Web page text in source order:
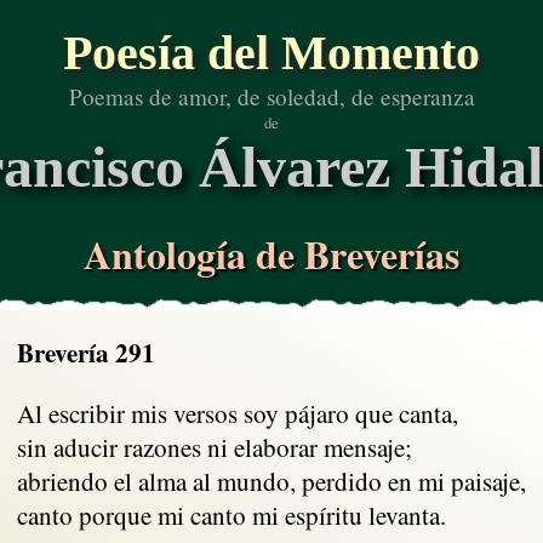
Poesía del Momento
Poemas de amor, de soledad, de esperanza
de
Álvarez
Antología de Breverías
Brevería 291
Al escribir mis versos soy pájaro que canta,
sin aducir razones ni elaborar mensaje;
abriendo el alma al mundo, perdido en mi paisaje,
canto porque mi canto mi espíritu levanta.